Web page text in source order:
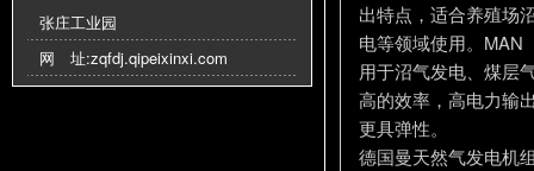
张庄工业园
网 址:zqfdj.qipeixinxi.com
出特点，适合养殖场
电等领域使用。MAN
用于沼气发电、煤层
高的效率，高电力输
更具弹性。
德国曼天然气发电机